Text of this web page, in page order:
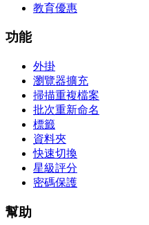
教育優惠
功能
外掛
瀏覽器擴充
掃描重複檔案
批次重新命名
標籤
資料夾
快速切換
星級評分
密碼保護
幫助